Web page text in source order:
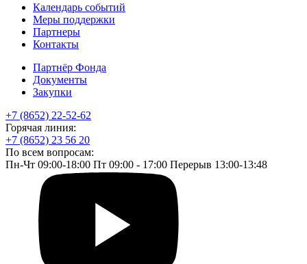
Календарь событий
Меры поддержки
Партнеры
Контакты
Партнёр Фонда
Документы
Закупки
+7 (8652) 22-52-62
Горячая линия:
+7 (8652) 23 56 20
По всем вопросам:
Пн-Чт 09:00-18:00 Пт 09:00 - 17:00 Перерыв 13:00-13:48